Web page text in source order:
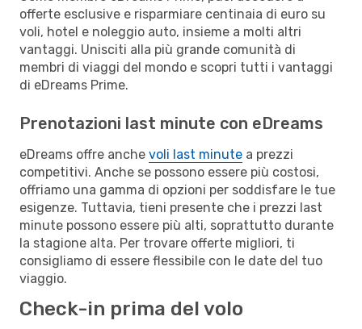
offerte esclusive e risparmiare centinaia di euro su
voli, hotel e noleggio auto, insieme a molti altri
vantaggi. Unisciti alla più grande comunità di
membri di viaggi del mondo e scopri tutti i vantaggi
di eDreams Prime.
Prenotazioni last minute con eDreams
eDreams offre anche voli last minute a prezzi
competitivi. Anche se possono essere più costosi,
offriamo una gamma di opzioni per soddisfare le tue
esigenze. Tuttavia, tieni presente che i prezzi last
minute possono essere più alti, soprattutto durante
la stagione alta. Per trovare offerte migliori, ti
consigliamo di essere flessibile con le date del tuo
viaggio.
Check-in prima del volo